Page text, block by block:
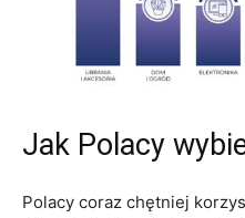
Jak Polacy
Polacy coraz chętniej